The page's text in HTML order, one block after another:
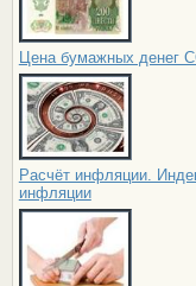
Цена бумажных денег
Расчёт инфляции.
инфляции